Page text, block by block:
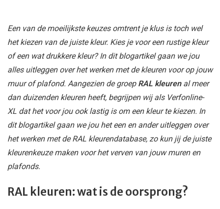
Een van de moeilijkste keuzes omtrent je klus is toch wel
het kiezen van de juiste kleur. Kies je voor een rustige kleur
of een wat drukkere kleur? In dit blogartikel gaan we jou
alles uitleggen over het werken met de kleuren voor op jouw
muur of plafond. Aangezien de groep RAL kleurenal meer
dan duizenden kleuren heeft, begrijpen wij als Verfonline-
XL dat het voor jou ook lastig is om een kleur te kiezen. In
dit blogartikel gaan we jou het een en ander uitleggen over
het werken met de RAL kleurendatabase, zo kun jij de juiste
kleurenkeuze maken voor het verven van jouw muren en
plafonds.
RAL kleuren: wat is de oorsprong?